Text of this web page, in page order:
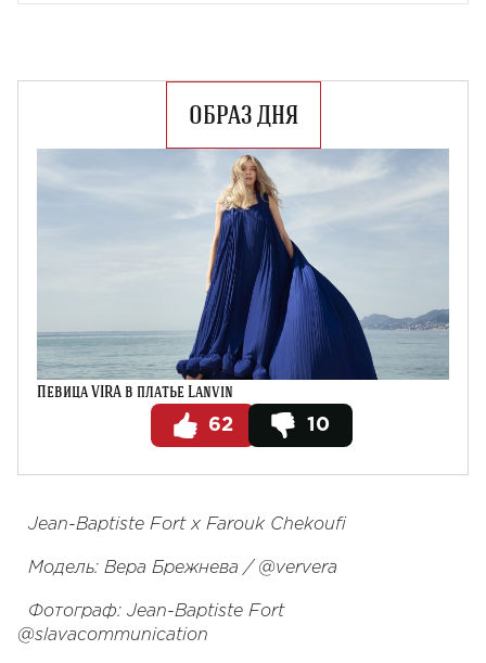
ОБРАЗ ДНЯ
Певица VIRA в платье Lanvin
62 10
Jean-Baptiste Fort x Farouk Chekoufi
Модель: Вера Брежнева / @ververa
Фотограф: Jean-Baptiste Fort
@slavacommunication